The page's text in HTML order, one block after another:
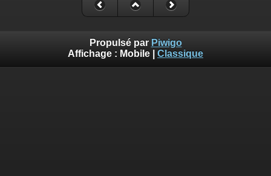
Propulsé par Piwigo
Affichage : Mobile Classique